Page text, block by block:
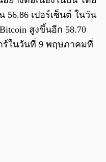
56.86 เปอร์เซ็นต์ ในวัน
สูงขึ้นอีก 58.70
ร์ในวันที่ 9 พฤษภาคมที่